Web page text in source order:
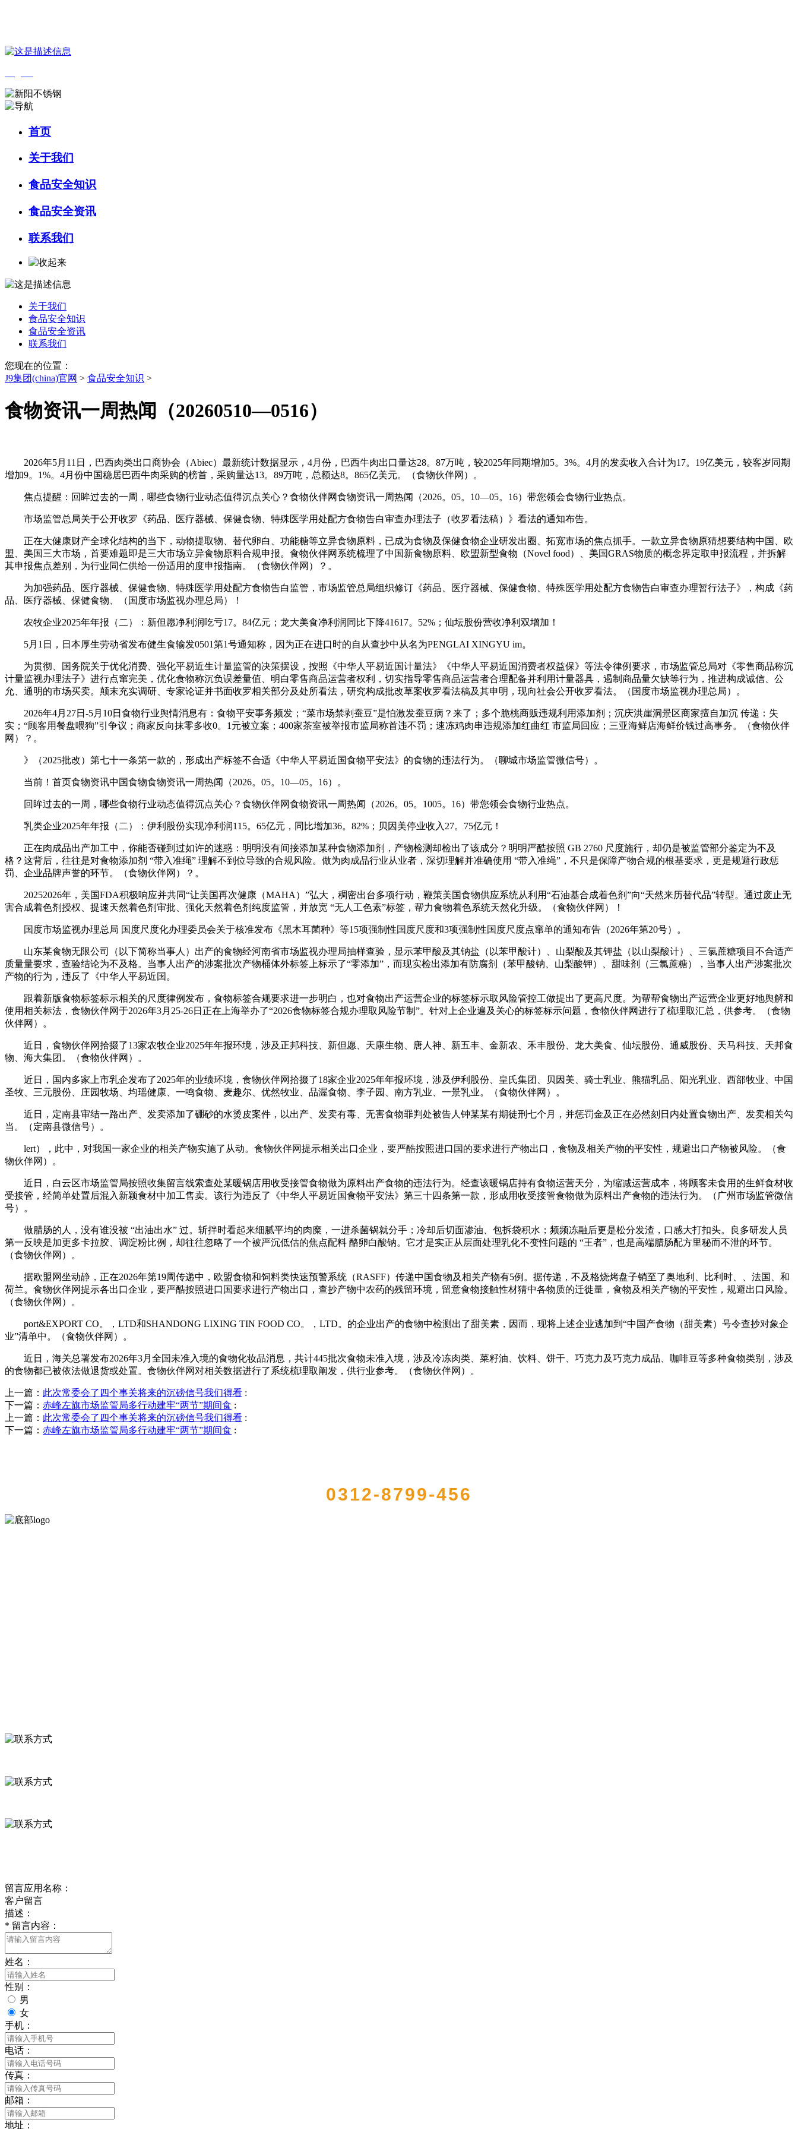
首页
关于我们
食品安全知识
食品安全资讯
联系我们
关于我们
食品安全知识
食品安全资讯
联系我们
您现在的位置：
J9集团(china)官网 > 食品安全知识 >
食物资讯一周热闻（20260510—0516）
2026年5月11日，巴西肉类出口商协会（Abiec）最新统计数据显示，4月份，巴西牛肉出口量达28。87万吨，较2025年同期增加5。3%。4月的发卖收入合计为17。19亿美元，较客岁同期
增加9。1%。4月份中国稳居巴西牛肉采购的榜首，采购量达13。89万吨，总额达8。865亿美元。（食物伙伴网）。
焦点提醒：回眸过去的一周，哪些食物行业动态值得沉点关心？食物伙伴网食物资讯一周热闻（2026。05。10—05。16）带您领会食物行业热点。
市场监管总局关于公开收罗《药品、医疗器械、保健食物、特殊医学用处配方食物告白审查办理法子（收罗看法稿）》看法的通知布告。
正在大健康财产全球化结构的当下，动物提取物、替代卵白、功能糖等立异食物原料，已成为食物及保健食物企业研发出圈、拓宽市场的焦点抓手。一款立异食物原猜想要结构中国、欧
盟、美国三大市场，首要难题即是三大市场立异食物原料合规申报。食物伙伴网系统梳理了中国新食物原料、欧盟新型食物（Novel food）、美国GRAS物质的概念界定取申报流程，并拆解
其申报焦点差别，为行业同仁供给一份适用的度申报指南。（食物伙伴网）？。
为加强药品、医疗器械、保健食物、特殊医学用处配方食物告白监管，市场监管总局组织修订《药品、医疗器械、保健食物、特殊医学用处配方食物告白审查办理暂行法子》，构成《药
品、医疗器械、保健食物、（国度市场监视办理总局）！
农牧企业2025年年报（二）：新但愿净利润吃亏17。84亿元；龙大美食净利润同比下降41617。52%；仙坛股份营收净利双增加！
5月1日，日本厚生劳动省发布健生食输发0501第1号通知称，因为正在进口时的自从查抄中从名为PENGLAI XINGYU im。
为贯彻、国务院关于优化消费、强化平易近生计量监管的决策摆设，按照《中华人平易近国计量法》《中华人平易近国消费者权益保》等法令律例要求，市场监管总局对《零售商品称沉
计量监视办理法子》进行点窜完美，优化食物称沉负误差量值、明白零售商品运营者权利，切实指导零售商品运营者合理配备并利用计量器具，遏制商品量欠缺等行为，推进构成诚信、公
允、通明的市场买卖。颠末充实调研、专家论证并书面收罗相关部分及处所看法，研究构成批改草案收罗看法稿及其申明，现向社会公开收罗看法。（国度市场监视办理总局）。
2026年4月27日-5月10日食物行业舆情消息有：食物平安事务频发；“菜市场禁剥蚕豆”是怕激发蚕豆病？来了；多个脆桃商贩违规利用添加剂；沉庆洪崖洞景区商家擅自加沉 传递：失
实；“顾客用餐盘喂狗”引争议；商家反向抹零多收0。1元被立案；400家茶室被举报市监局称首违不罚；速冻鸡肉串违规添加红曲红 市监局回应；三亚海鲜店海鲜价钱过高事务。（食物伙伴
网）？。
》（2025批改）第七十一条第一款的，形成出产标签不合适《中华人平易近国食物平安法》的食物的违法行为。（聊城市场监管微信号）。
当前！首页食物资讯中国食物食物资讯一周热闻（2026。05。10—05。16）。
回眸过去的一周，哪些食物行业动态值得沉点关心？食物伙伴网食物资讯一周热闻（2026。05。1005。16）带您领会食物行业热点。
乳类企业2025年年报（二）：伊利股份实现净利润115。65亿元，同比增加36。82%；贝因美停业收入27。75亿元！
正在肉成品出产加工中，你能否碰到过如许的迷惑：明明没有间接添加某种食物添加剂，产物检测却检出了该成分？明明严酷按照 GB 2760 尺度施行，却仍是被监管部分鉴定为不及
格？这背后，往往是对食物添加剂 “带入准绳” 理解不到位导致的合规风险。做为肉成品行业从业者，深切理解并准确使用 “带入准绳”，不只是保障产物合规的根基要求，更是规避行政惩
罚、企业品牌声誉的环节。（食物伙伴网）？。
20252026年，美国FDA积极响应并共同“让美国再次健康（MAHA）”弘大，稠密出台多项行动，鞭策美国食物供应系统从利用“石油基合成着色剂”向“天然来历替代品”转型。通过废止无
害合成着色剂授权、提速天然着色剂审批、强化天然着色剂纯度监管，并放宽 “无人工色素”标签，帮力食物着色系统天然化升级。（食物伙伴网）！
国度市场监视办理总局 国度尺度化办理委员会关于核准发布《黑木耳菌种》等15项强制性国度尺度和3项强制性国度尺度点窜单的通知布告（2026年第20号）。
山东某食物无限公司（以下简称当事人）出产的食物经河南省市场监视办理局抽样查验，显示苯甲酸及其钠盐（以苯甲酸计）、山梨酸及其钾盐（以山梨酸计）、三氯蔗糖项目不合适产
质量量要求，查验结论为不及格。当事人出产的涉案批次产物桶体外标签上标示了“零添加”，而现实检出添加有防腐剂（苯甲酸钠、山梨酸钾）、甜味剂（三氯蔗糖），当事人出产涉案批次
产物的行为，违反了《中华人平易近国。
跟着新版食物标签标示相关的尺度律例发布，食物标签合规要求进一步明白，也对食物出产运营企业的标签标示取风险管控工做提出了更高尺度。为帮帮食物出产运营企业更好地舆解和
使用相关标法，食物伙伴网于2026年3月25-26日正在上海举办了“2026食物标签合规办理取风险节制”。针对上企业遍及关心的标签标示问题，食物伙伴网进行了梳理取汇总，供参考。（食物
伙伴网）。
近日，食物伙伴网拾掇了13家农牧企业2025年年报环境，涉及正邦科技、新但愿、天康生物、唐人神、新五丰、金新农、禾丰股份、龙大美食、仙坛股份、通威股份、天马科技、天邦食
物、海大集团。（食物伙伴网）。
近日，国内多家上市乳企发布了2025年的业绩环境，食物伙伴网拾掇了18家企业2025年年报环境，涉及伊利股份、皇氏集团、贝因美、骑士乳业、熊猫乳品、阳光乳业、西部牧业、中国
圣牧、三元股份、庄园牧场、均瑶健康、一鸣食物、麦趣尔、优然牧业、品渥食物、李子园、南方乳业、一景乳业。（食物伙伴网）。
近日，定南县审结一路出产、发卖添加了硼砂的水烫皮案件，以出产、发卖有毒、无害食物罪判处被告人钟某某有期徒刑七个月，并惩罚金及正在必然刻日内处置食物出产、发卖相关勾
当。（定南县微信号）。
lert），此中，对我国一家企业的相关产物实施了从动。食物伙伴网提示相关出口企业，要严酷按照进口国的要求进行产物出口，食物及相关产物的平安性，规避出口产物被风险。（食
物伙伴网）。
近日，白云区市场监管局按照收集留言线索查处某暖锅店用收受接管食物做为原料出产食物的违法行为。经查该暖锅店持有食物运营天分，为缩减运营成本，将顾客未食用的生鲜食材收
受接管，经简单处置后混入新颖食材中加工售卖。该行为违反了《中华人平易近国食物平安法》第三十四条第一款，形成用收受接管食物做为原料出产食物的违法行为。（广州市场监管微信
号）。
做腊肠的人，没有谁没被 “出油出水” 过。斩拌时看起来细腻平均的肉糜，一进杀菌锅就分手；冷却后切面渗油、包拆袋积水；频频冻融后更是松分发渣，口感大打扣头。良多研发人员
第一反映是加更多卡拉胶、调淀粉比例，却往往忽略了一个被严沉低估的焦点配料 酪卵白酸钠。它才是实正从层面处理乳化不变性问题的 “王者”，也是高端腊肠配方里秘而不泄的环节。
（食物伙伴网）。
据欧盟网坐动静，正在2026年第19周传递中，欧盟食物和饲料类快速预警系统（RASFF）传递中国食物及相关产物有5例。据传递，不及格烧烤盘子销至了奥地利、比利时、、法国、和
荷兰。食物伙伴网提示各出口企业，要严酷按照进口国要求进行产物出口，查抄产物中农药的残留环境，留意食物接触性材猜中各物质的迁徙量，食物及相关产物的平安性，规避出口风险。
（食物伙伴网）。
port&EXPORT CO。，LTD和SHANDONG LIXING TIN FOOD CO。，LTD。的企业出产的食物中检测出了甜美素，因而，现将上述企业逃加到“中国产食物（甜美素）号令查抄对象企
业”清单中。（食物伙伴网）。
近日，海关总署发布2026年3月全国未准入境的食物化妆品消息，共计445批次食物未准入境，涉及冷冻肉类、菜籽油、饮料、饼干、巧克力及巧克力成品、咖啡豆等多种食物类别，涉及
的食物都已被依法做退货或处置。食物伙伴网对相关数据进行了系统梳理取阐发，供行业参考。（食物伙伴网）。
上一篇： 此次常委会了四个事关将来的沉磅信号我们得看 :
下一篇： 赤峰左旗市场监管局多行动建牢“两节”期间食 :
上一篇： 此次常委会了四个事关将来的沉磅信号我们得看 :
下一篇： 赤峰左旗市场监管局多行动建牢“两节”期间食 :
0312-8799-456
留言应用名称：
客户留言
描述：
* 留言内容：
姓名：
性别：
男
女
手机：
电话：
传真：
邮箱：
地址：